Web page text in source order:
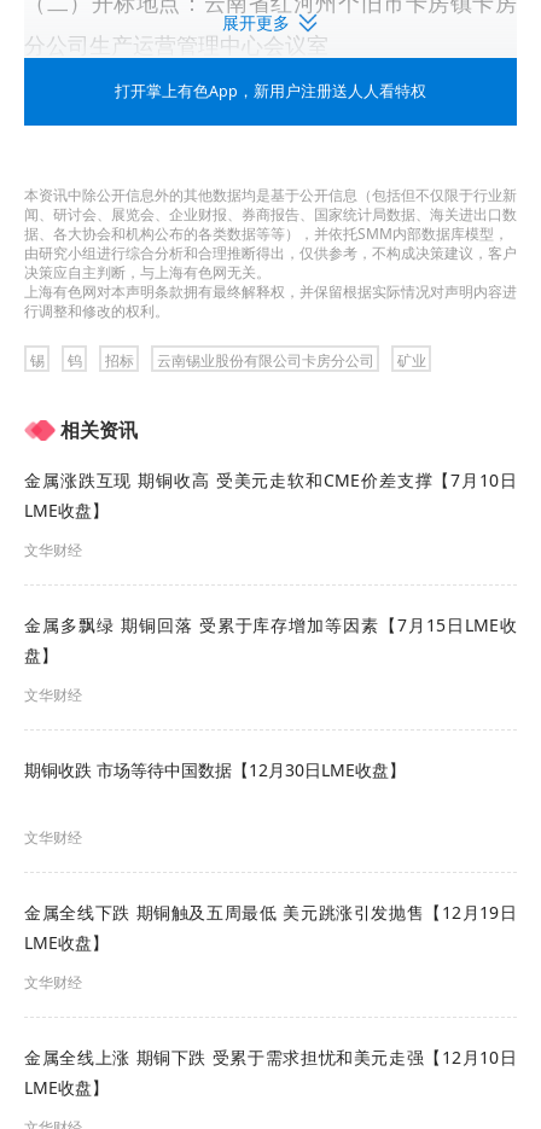
分公司生产运营管理中心会议室
（三）开标条件：开标需满足3家及以上符合要求的
（四）本次竞价按金属吨报价竞价。（税率
13%）。
（五）本次竞价设置拦标总价，低于该总价，本次
竞价流标。该拦标价销售发布，开标前、开标中都
（六）竞价报价不低于三轮报价，竞价单位认真填
报盖章，不得涂改，涂改后报价无效。
每轮现场报价结束后，会议主持人通报每次现场每
种计价元素最高报价；
最后一轮现场报价结束后，会议主持人通报各家企
业最后一次报价，同时公布现场综合价值最高报
价。
（七）本次竞价销售设置投标保证金20万元，报名
后，及时缴纳投标保证金，未缴纳保证金者视为自
动放弃本次竞标。未中标客户保证金在该次竞价活
动结束后及时退还，竞价买方签订合同后，及时退
还保证金；如未按中标价格和数量签订合同，则投
标保证金不予退还。投标保证金收取账户如下：
公司名称:云南锡业股份有限公司卡房分公司
展开更多
打开掌上有色App ，新用户注册送人人看特权
本资讯中除公开信息外的其他数据均是基于公开信息（包括但不仅限于行业新
闻、研讨会、展览会、企业财报、券商报告、国家统计局数据、海关进出口数
据、各大协会和机构公布的各类数据等等），并依托SMM内部数据库模型，
由研究小组进行综合分析和合理推断得出，仅供参考，不构成决策建议，客户
决策应自主判断，与上海有色网无关。
上海有色网对本声明条款拥有最终解释权，并保留根据实际情况对声明内容进
行调整和修改的权利。
锡 钨 招标 云南锡业股份有限公司卡房分公司 矿业
相关资讯
金属涨跌互现 期铜收高 受美元走软和CME价差支撑【7月10日
LME收盘】
文华财经
金属多飘绿 期铜回落 受累于库存增加等因素【7月15日LME收
盘】
文华财经
期铜收跌 市场等待中国数据【12月30日LME收盘】
文华财经
金属全线下跌 期铜触及五周最低 美元跳涨引发抛售【12月19日
LME收盘】
文华财经
金属全线上涨 期铜下跌 受累于需求担忧和美元走强【12月10日
LME收盘】